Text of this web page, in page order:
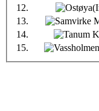
12.
13.
14.
15.